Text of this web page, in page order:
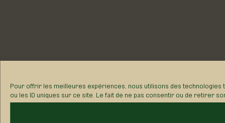
Pour offrir les meilleures expériences, nous utilisons des
ou les ID uniques sur ce site. Le fait de ne pas consentir ou de retirer